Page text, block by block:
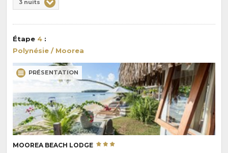
de
la
pension
:
3 nuits
Étape 4 :
Polynésie / Moorea
PRÉSENTATION
MOOREA BEACH LODGE